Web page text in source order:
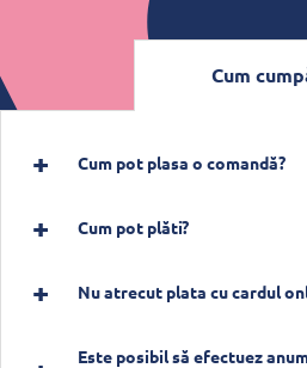
Cum
Cum pot plasa o comandă?
Cum pot plăti?
Nu atrecut plata cu cardul
Este posibil să efectuez